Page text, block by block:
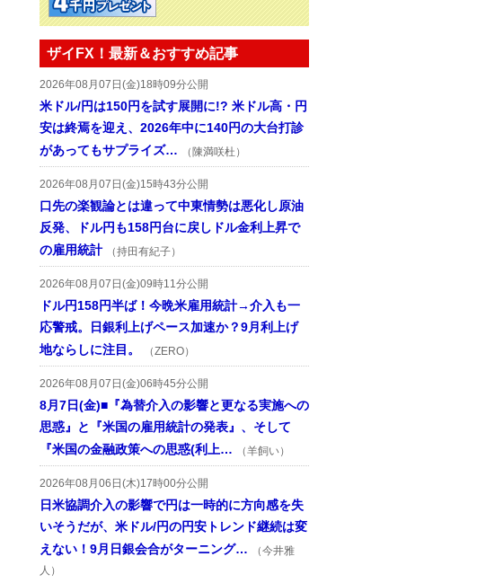
ザイFX！最新＆おすすめ記事
2026年08月07日(金)18時09分公開
米ドル/円は150円を試す展開に!? 米ドル高・円
安は終焉を迎え、2026年中に140円の大台打診
があってもサプライズ…
（陳満咲杜）
2026年08月07日(金)15時43分公開
口先の楽観論とは違って中東情勢は悪化し原油
反発、ドル円も158円台に戻しドル金利上昇で
の雇用統計
（持田有紀子）
2026年08月07日(金)09時11分公開
ドル円158円半ば！今晩米雇用統計→介入も一
応警戒。日銀利上げペース加速か？9月利上げ
地ならしに注目。
（ZERO）
2026年08月07日(金)06時45分公開
8月7日(金)■『為替介入の影響と更なる実施への
思惑』と『米国の雇用統計の発表』、そして
『米国の金融政策への思惑(利上…
（羊飼い）
2026年08月06日(木)17時00分公開
日米協調介入の影響で円は一時的に方向感を失
いそうだが、米ドル/円の円安トレンド継続は変
えない！9月日銀会合がターニング…
（今井雅
人）